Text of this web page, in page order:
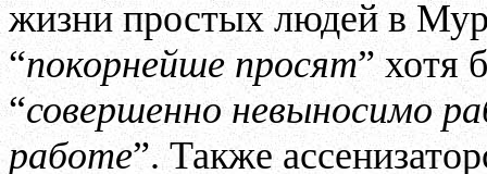
жизни простых людей в
“покорнейше просят” хотя
“совершенно невыносимо
работе”. Также